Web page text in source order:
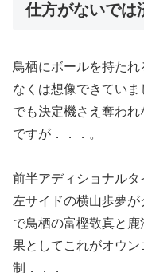
仕方がないでは
鳥栖にボールを持た
なくは想像できていま
でも決定機さえ奪わ
ですが．．．。
前半アディショナルタ
左サイドの横山歩夢
で鳥栖の富樫敬真と
果としてこれがオウ
制．．．